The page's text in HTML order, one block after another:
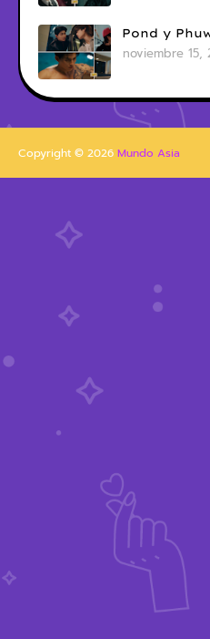
Pond y
noviembre 15,
Copyright © 2026 Mundo Asia